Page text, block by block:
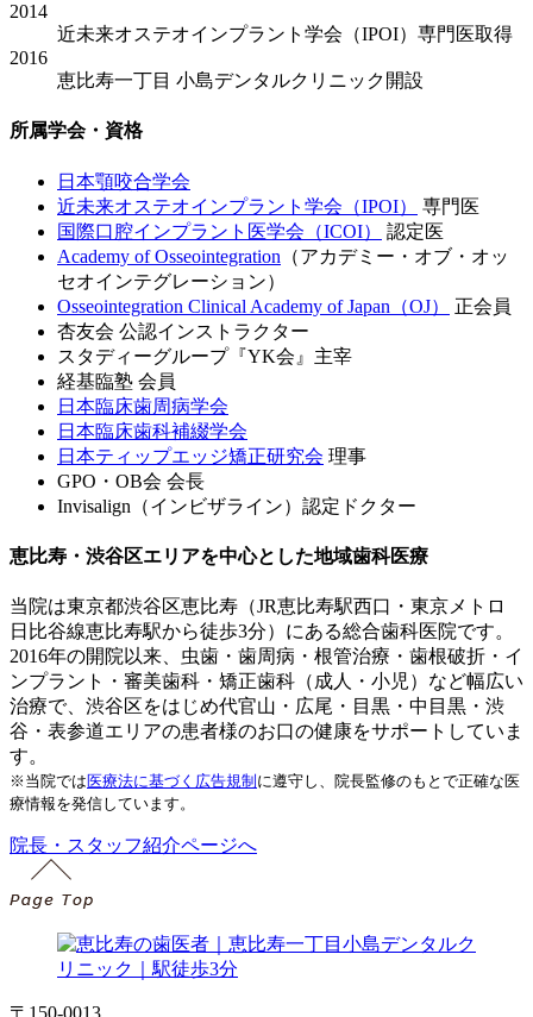
2014
近未来オステオインプラント学会（IPOI）専門医取得
2016
恵比寿一丁目 小島デンタルクリニック開設
所属学会・資格
日本顎咬合学会
近未来オステオインプラント学会（IPOI）
専門医
国際口腔インプラント医学会（ICOI）
認定医
Academy of Osseointegration （アカデミー・オブ・オッ
セオインテグレーション）
Osseointegration Clinical Academy of Japan（OJ）
正会員
杏友会 公認インストラクター
スタディーグループ『YK会』主宰
経基臨塾 会員
日本臨床歯周病学会
日本臨床歯科補綴学会
日本ティップエッジ矯正研究会 理事
GPO・OB会 会長
Invisalign（インビザライン）認定ドクター
恵比寿・渋谷区エリアを中心とした地域歯科医療
当院は東京都渋谷区恵比寿（JR恵比寿駅西口・東京メトロ
日比谷線恵比寿駅から徒歩3分）にある総合歯科医院です。
2016年の開院以来、虫歯・歯周病・根管治療・歯根破折・イ
ンプラント・審美歯科・矯正歯科（成人・小児）など幅広い
治療で、渋谷区をはじめ代官山・広尾・目黒・中目黒・渋
谷・表参道エリアの患者様のお口の健康をサポートしていま
す。
※当院では医療法に基づく広告規制 に遵守し、院長監修のもとで正確な医
療情報を発信しています。
院長・スタッフ紹介ページへ
〒150-0013